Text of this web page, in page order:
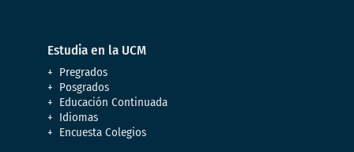
Estudia en la UCM
Pregrados
Posgrados
Educación Continuada
Idiomas
Encuesta Colegios